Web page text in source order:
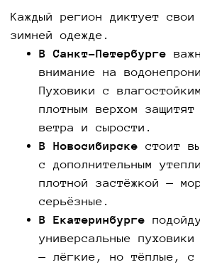
Каждый регион диктует свои
зимней одежде.
В Санкт-Петербурге
внимание на
Пуховики с
плотным верхом
ветра и сырости.
В Новосибирске стоит
с дополнительным
плотной застёжкой —
серьёзные.
В Екатеринбурге
универсальные
— лёгкие, но тёплые, с